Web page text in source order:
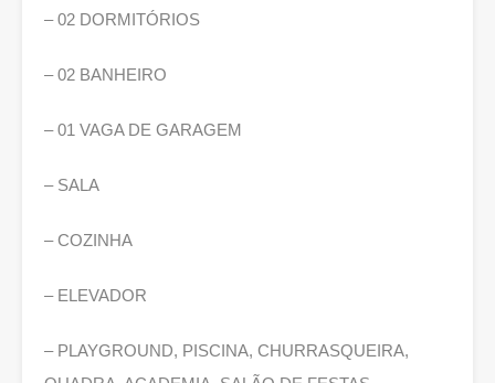
– 02 DORMITÓRIOS
– 02 BANHEIRO
– 01 VAGA DE GARAGEM
– SALA
– COZINHA
– ELEVADOR
– PLAYGROUND, PISCINA, CHURRASQUEIRA,